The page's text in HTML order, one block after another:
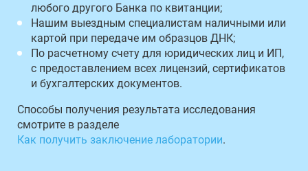
любого другого Банка по квитанции;
Нашим выездным специалистам наличными или
картой при передаче им образцов ДНК;
По расчетному счету для юридических лиц и ИП,
с предоставлением всех лицензий, сертификатов
и бухгалтерских документов.
Способы получения результата исследования
смотрите в разделе
Как получить заключение лаборатории.